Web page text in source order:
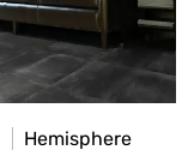
Hemisphere